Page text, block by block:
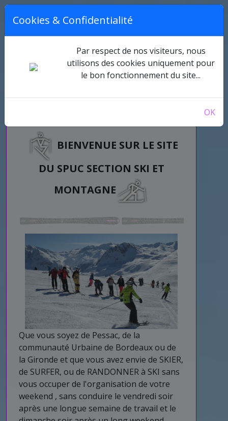
BIENVENUE SUR LE SITE
DU SPUC SECTION SKI ET
MONTAGNE
Que vous soyez de Pessac, de la
communauté Urbaine de Bordeaux ou de
la Gironde et que vous avez envie de SKIER,
de SURFER, ou de RANDONNER à SKI sans
vous occuper de l'organisation de votre
weekend , sans conduire le vendredi soir
après une longue semaine de travail et le
Cookies & Confidentialité
Par respect de nos visiteurs, nous
utilisons des cookies uniquement pour
le bon fonctionnement du site...
OK